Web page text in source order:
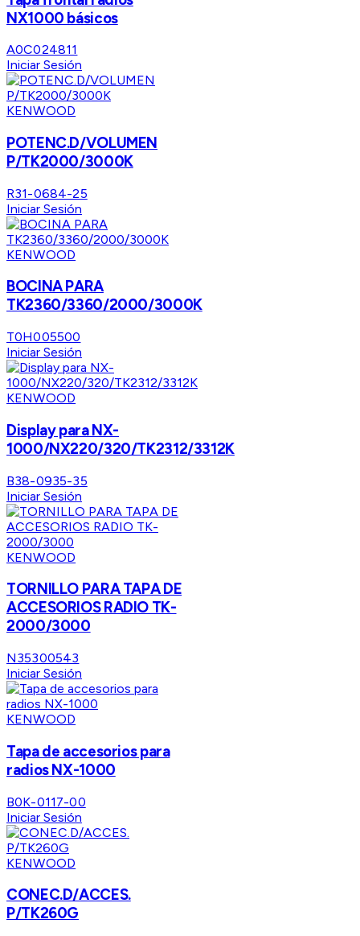
NX1000 básicos
A0C024811
Iniciar Sesión
KENWOOD
POTENC.D/VOLUMEN
P/TK2000/3000K
R31-0684-25
Iniciar Sesión
KENWOOD
BOCINA PARA
TK2360/3360/2000/3000K
T0H005500
Iniciar Sesión
KENWOOD
Display para NX-
1000/NX220/320/TK2312/3312K
B38-0935-35
Iniciar Sesión
KENWOOD
TORNILLO PARA TAPA DE
ACCESORIOS RADIO TK-
2000/3000
N35300543
Iniciar Sesión
KENWOOD
Tapa de accesorios para
radios NX-1000
B0K-0117-00
Iniciar Sesión
KENWOOD
CONEC.D/ACCES.
P/TK260G